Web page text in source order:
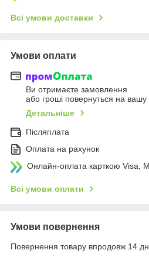
Всі умови доставки
Умови оплати
Ви отримаєте замовлення
або гроші повернуться на вашу
Детальніше
Післяплата
Оплата на рахунок
Онлайн-оплата карткою Visa,
Всі умови оплати
Умови повернення
Повернення товару впродовж 14